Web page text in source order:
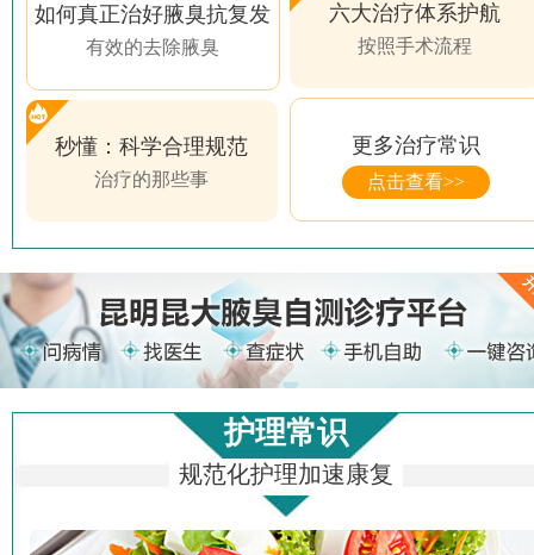
如何真正治好腋臭抗复发
有效的去除腋臭
秒懂：科学合理规范
治疗的那些事
六大治疗体系护航
按照手术流程
更多治疗常识
点击查看>>
护理常识
规范化护理加速康复